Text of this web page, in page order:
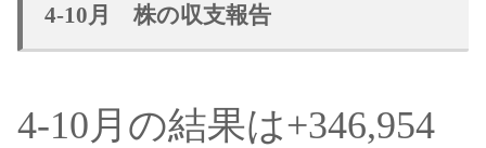
4-10月 株の収支報告
4-10月の結果は+346,954